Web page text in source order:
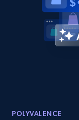
POLYVALENCE